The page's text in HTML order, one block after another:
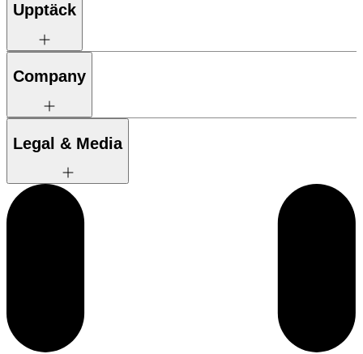
Upptäck
Company
Legal & Media